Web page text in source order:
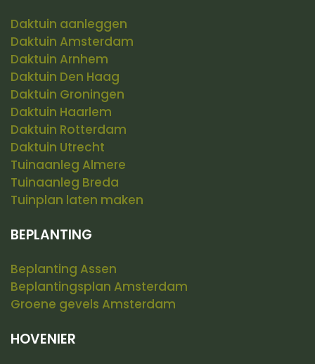
Daktuin aanleggen
Daktuin Amsterdam
Daktuin Arnhem
Daktuin Den Haag
Daktuin Groningen
Daktuin Haarlem
Daktuin Rotterdam
Daktuin Utrecht
Tuinaanleg Almere
Tuinaanleg Breda
Tuinplan laten maken
BEPLANTING
Beplanting Assen
Beplantingsplan Amsterdam
Groene gevels Amsterdam
HOVENIER